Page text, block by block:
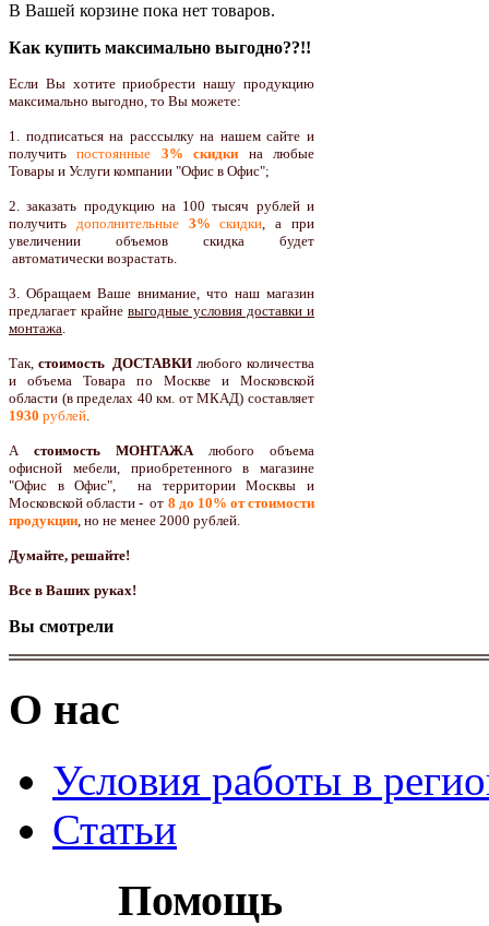
В Вашей корзине пока нет товаров.
Как купить максимально выгодно??!!
Если Вы хотите приобрести нашу продукцию
максимально выгодно, то Вы можете:
1. подписаться на расссылку на нашем сайте и
получитьпостоянные 3% скидки на любые
Товары и Услуги компании "Офис в Офис";
2. заказать продукцию на 100 тысяч рублей и
получить дополнительные3% скидки, а при
увеличении объемов скидка будет
автоматически возрастать.
3. Обращаем Ваше внимание, что наш магазин
предлагает крайне выгодные условия доставки и
монтажа.
Так, стоимость ДОСТАВКИлюбого количества
и объема Товара по Москве и Московской
области (в пределах 40 км. от МКАД) составляет
1930 рублей.
А стоимость МОНТАЖАлюбого объема
офисной мебели, приобретенного в магазине
"Офис в Офис", на территории Москвы и
Московской области - от 8 до 10% от стоимости
продукции, но не менее 2000 рублей.
Думайте, решайте!
Все в Ваших руках!
Вы смотрели
О нас
Условия работы в
Статьи
Помощь